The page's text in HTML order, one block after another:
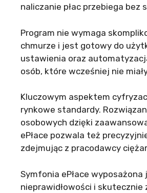
naliczanie płac przebiega bez
Program nie wymaga
chmurze i jest gotowy do
ustawienia oraz
osób, które wcześniej nie
Kluczowym aspektem
rynkowe standardy.
osobowych dzięki
ePłace pozwala też
zdejmując z pracodawcy
Symfonia ePłace
nieprawidłowości i